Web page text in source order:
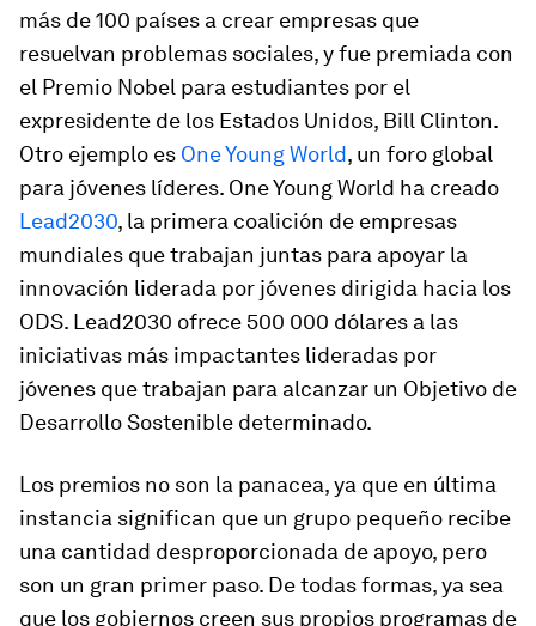
más de 100 países a crear empresas que
resuelvan problemas sociales, y fue premiada con
el Premio Nobel para estudiantes por el
expresidente de los Estados Unidos, Bill Clinton.
Otro ejemplo es One Young World, un foro global
para jóvenes líderes. One Young World ha creado
Lead2030, la primera coalición de empresas
mundiales que trabajan juntas para apoyar la
innovación liderada por jóvenes dirigida hacia los
ODS. Lead2030 ofrece 500 000 dólares a las
iniciativas más impactantes lideradas por
jóvenes que trabajan para alcanzar un Objetivo de
Desarrollo Sostenible determinado.
Los premios no son la panacea, ya que en última
instancia significan que un grupo pequeño recibe
una cantidad desproporcionada de apoyo, pero
son un gran primer paso. De todas formas, ya sea
que los gobiernos creen sus propios programas de